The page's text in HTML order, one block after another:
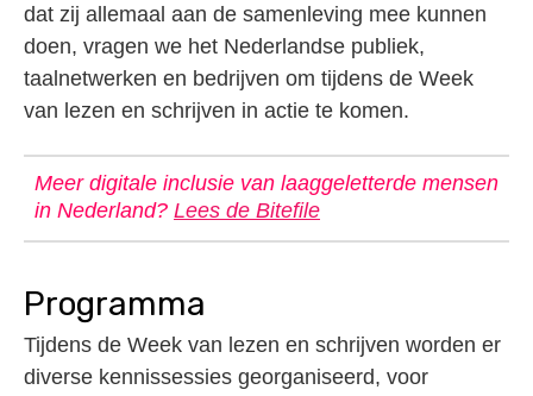
dat zij allemaal aan de samenleving mee kunnen
doen, vragen we het Nederlandse publiek,
taalnetwerken en bedrijven om tijdens de Week
van lezen en schrijven in actie te komen.
Meer digitale inclusie van laaggeletterde mensen
in Nederland? Lees de Bitefile
Programma
Tijdens de Week van lezen en schrijven worden er
diverse kennissessies georganiseerd, voor